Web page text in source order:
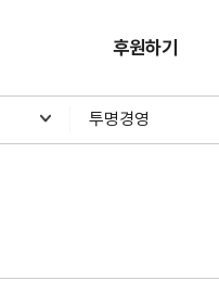
후원하기
투명경영